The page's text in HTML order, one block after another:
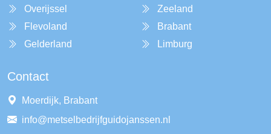
Overijssel
Flevoland
Gelderland
Zeeland
Brabant
Limburg
Contact
Moerdijk, Brabant
info@metselbedrijfguidojanssen.nl